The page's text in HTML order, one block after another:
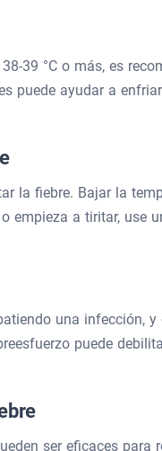
39 °C o más, es
puede ayudar a
la fiebre. Bajar la
empieza a tiritar, use
una infección,
puede
ser eficaces para